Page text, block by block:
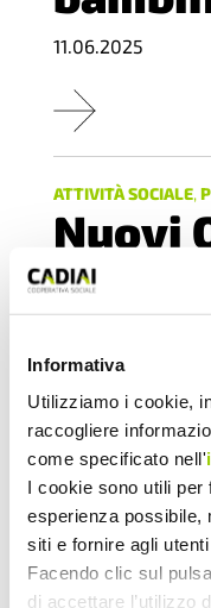
Informativa
Utilizziamo i cookie,
raccogliere
come specificato nell'
I cookie sono utili per
esperienza possibile,
siti e fornire agli
Facendo clic sul
di accettare l’utilizzo
11.06.2025
ATTIVITÀ SOCIALE,
Nuovi
11.06.2025